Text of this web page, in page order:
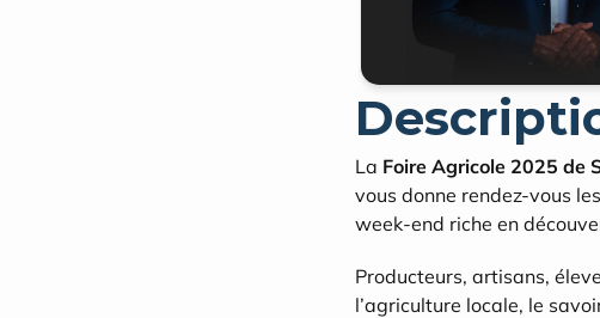
La Foire Agricole 2025 de
vous donne rendez-vous les
week-end riche en
Producteurs, artisans,
l’agriculture locale, le